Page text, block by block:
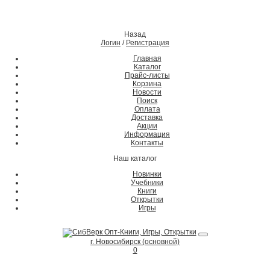
Назад
Логин / Регистрация
Главная
Каталог
Прайс-листы
Корзина
Новости
Поиск
Оплата
Доставка
Акции
Информация
Контакты
Наш каталог
Новинки
Учебники
Книги
Открытки
Игры
г. Новосибирск (основной)
0